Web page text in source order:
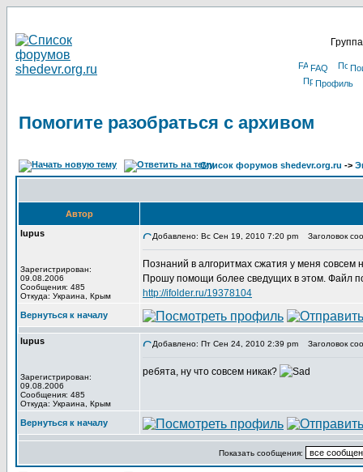
FAQ
Профиль
Помогите разобраться с архивом
Список форумов shedevr.org.ru ->
Автор
lupus
Зарегистрирован:
09.08.2006
Сообщения: 485
Откуда: Украина, Крым
Добавлено: Вс Сен 19, 2010 7:20 pm Заголовок
Познаний в алгоритмах сжатия у меня совсем
Прошу помощи более сведущих в этом. Файл
http://ifolder.ru/19378104
Вернуться к началу
lupus
Зарегистрирован:
09.08.2006
Сообщения: 485
Откуда: Украина, Крым
Добавлено: Пт Сен 24, 2010 2:39 pm Заголовок
ребята, ну что совсем никак?
Вернуться к началу
Показать сообщения: